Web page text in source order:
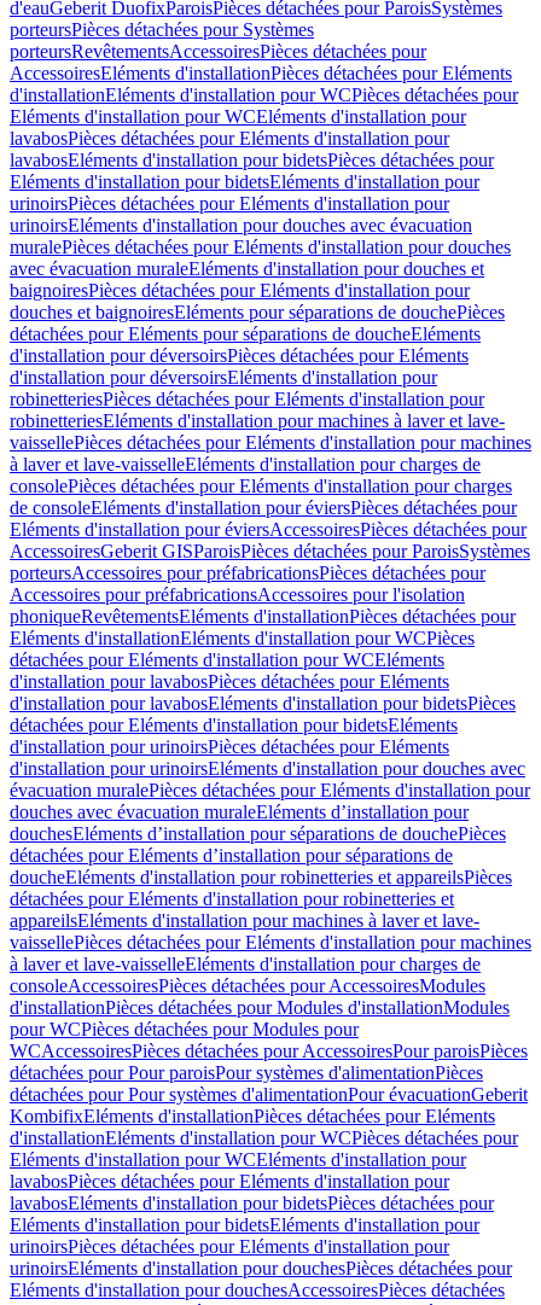
d'eauGeberit DuofixParoisPièces détachées pour ParoisSystèmes
porteursPièces détachées pour Systèmes
porteursRevêtementsAccessoiresPièces détachées pour
AccessoiresEléments d'installationPièces détachées pour Eléments
d'installationEléments d'installation pour WCPièces détachées pour
Eléments d'installation pour WCEléments d'installation pour
lavabosPièces détachées pour Eléments d'installation pour
lavabosEléments d'installation pour bidetsPièces détachées pour
Eléments d'installation pour bidetsEléments d'installation pour
urinoirsPièces détachées pour Eléments d'installation pour
urinoirsEléments d'installation pour douches avec évacuation
muralePièces détachées pour Eléments d'installation pour douches
avec évacuation muraleEléments d'installation pour douches et
baignoiresPièces détachées pour Eléments d'installation pour
douches et baignoiresEléments pour séparations de douchePièces
détachées pour Eléments pour séparations de doucheEléments
d'installation pour déversoirsPièces détachées pour Eléments
d'installation pour déversoirsEléments d'installation pour
robinetteriesPièces détachées pour Eléments d'installation pour
robinetteriesEléments d'installation pour machines à laver et lave-
vaissellePièces détachées pour Eléments d'installation pour machines
à laver et lave-vaisselleEléments d'installation pour charges de
consolePièces détachées pour Eléments d'installation pour charges
de consoleEléments d'installation pour éviersPièces détachées pour
Eléments d'installation pour éviersAccessoiresPièces détachées pour
AccessoiresGeberit GISParoisPièces détachées pour ParoisSystèmes
porteursAccessoires pour préfabricationsPièces détachées pour
Accessoires pour préfabricationsAccessoires pour l'isolation
phoniqueRevêtementsEléments d'installationPièces détachées pour
Eléments d'installationEléments d'installation pour WCPièces
détachées pour Eléments d'installation pour WCEléments
d'installation pour lavabosPièces détachées pour Eléments
d'installation pour lavabosEléments d'installation pour bidetsPièces
détachées pour Eléments d'installation pour bidetsEléments
d'installation pour urinoirsPièces détachées pour Eléments
d'installation pour urinoirsEléments d'installation pour douches avec
évacuation muralePièces détachées pour Eléments d'installation pour
douches avec évacuation muraleEléments d’installation pour
douchesEléments d’installation pour séparations de douchePièces
détachées pour Eléments d’installation pour séparations de
doucheEléments d'installation pour robinetteries et appareilsPièces
détachées pour Eléments d'installation pour robinetteries et
appareilsEléments d'installation pour machines à laver et lave-
vaissellePièces détachées pour Eléments d'installation pour machines
à laver et lave-vaisselleEléments d'installation pour charges de
consoleAccessoiresPièces détachées pour AccessoiresModules
d'installationPièces détachées pour Modules d'installationModules
pour WCPièces détachées pour Modules pour
WCAccessoiresPièces détachées pour AccessoiresPour paroisPièces
détachées pour Pour paroisPour systèmes d'alimentationPièces
détachées pour Pour systèmes d'alimentationPour évacuationGeberit
KombifixEléments d'installationPièces détachées pour Eléments
d'installationEléments d'installation pour WCPièces détachées pour
Eléments d'installation pour WCEléments d'installation pour
lavabosPièces détachées pour Eléments d'installation pour
lavabosEléments d'installation pour bidetsPièces détachées pour
Eléments d'installation pour bidetsEléments d'installation pour
urinoirsPièces détachées pour Eléments d'installation pour
urinoirsEléments d'installation pour douchesPièces détachées pour
Eléments d'installation pour douchesAccessoiresPièces détachées